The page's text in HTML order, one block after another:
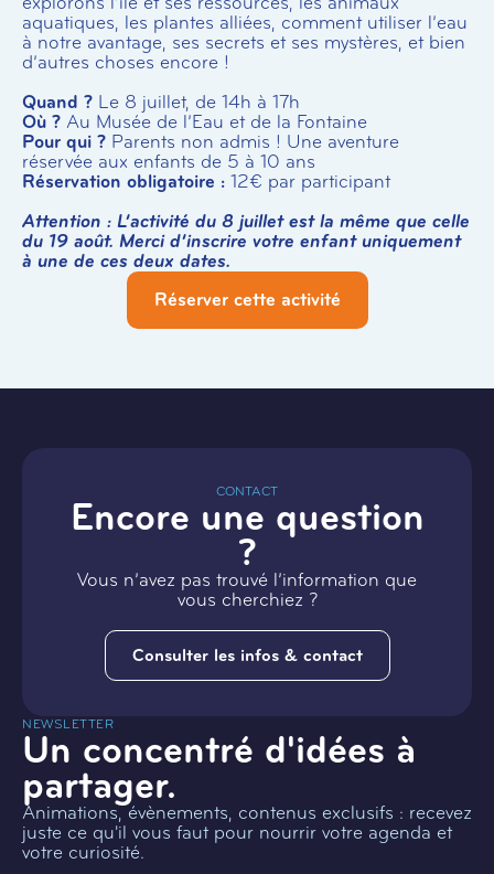
aquatiques, les plantes alliées, comment utiliser l’eau
à notre avantage, ses secrets et ses mystères, et bien
d’autres choses encore !
Quand ? Le 8 juillet, de 14h à 17h
Où ? Au Musée de l’Eau et de la Fontaine
Pour qui ? Parents non admis ! Une aventure
réservée aux enfants de 5 à 10 ans
Réservation obligatoire : 12€ par participant
Attention : L’activité du 8 juillet est la même que celle
du 19 août. Merci d’inscrire votre enfant uniquement
à une de ces deux dates.
Réserver cette activité
CONTACT
Encore une question
?
Vous n’avez pas trouvé l’information que
vous cherchiez ?
Consulter les infos & contact
NEWSLETTER
Un concentré d'idées à
partager.
Animations, évènements, contenus exclusifs : recevez
juste ce qu'il vous faut pour nourrir votre agenda et
votre curiosité.